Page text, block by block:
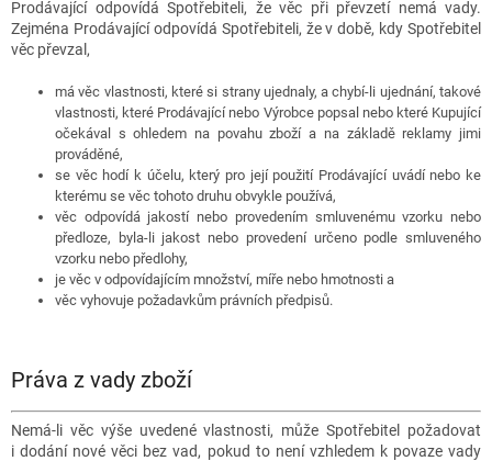
Prodávající odpovídá Spotřebiteli, že věc při převzetí nemá vady.
Zejména Prodávající odpovídá Spotřebiteli, že v době, kdy Spotřebitel
věc převzal,
má věc vlastnosti, které si strany ujednaly, a chybí-li ujednání, takové
vlastnosti, které Prodávající nebo Výrobce popsal nebo které Kupující
očekával s ohledem na povahu zboží a na základě reklamy jimi
prováděné,
se věc hodí k účelu, který pro její použití Prodávající uvádí nebo ke
kterému se věc tohoto druhu obvykle používá,
věc odpovídá jakostí nebo provedením smluvenému vzorku nebo
předloze, byla-li jakost nebo provedení určeno podle smluveného
vzorku nebo předlohy,
je věc v odpovídajícím množství, míře nebo hmotnosti a
věc vyhovuje požadavkům právních předpisů.
Práva z vady zboží
Nemá-li věc výše uvedené vlastnosti, může Spotřebitel požadovat
i dodání nové věci bez vad, pokud to není vzhledem k povaze vady